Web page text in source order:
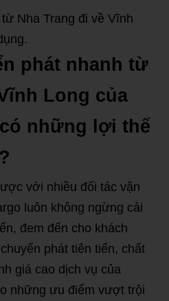
Nha Trang đi về Vĩnh
phát nhanh từ
Long của
những lợi thế
với nhiều đối tác vận
luôn không ngừng cải
đem đến cho khách
phát tiên tiến, chất
giá cao dịch vụ của
những ưu điểm vượt trội